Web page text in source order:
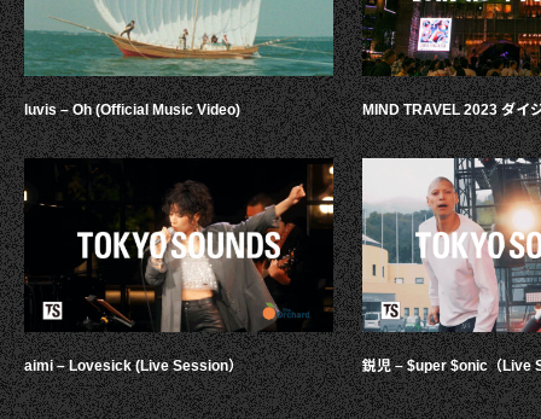
luvis – Oh (Official Music Video)
aimi – Lovesick (Live Session）
MIND TRAVEL 2023 ダイ
鋭児 – $uper $onic（Live